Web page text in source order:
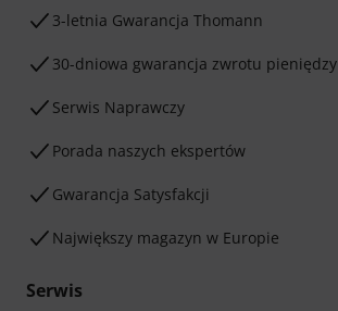
3-letnia Gwarancja Thomann
30-dniowa gwarancja zwrotu pieniędzy
Serwis Naprawczy
Porada naszych ekspertów
Gwarancja Satysfakcji
Największy magazyn w Europie
Serwis